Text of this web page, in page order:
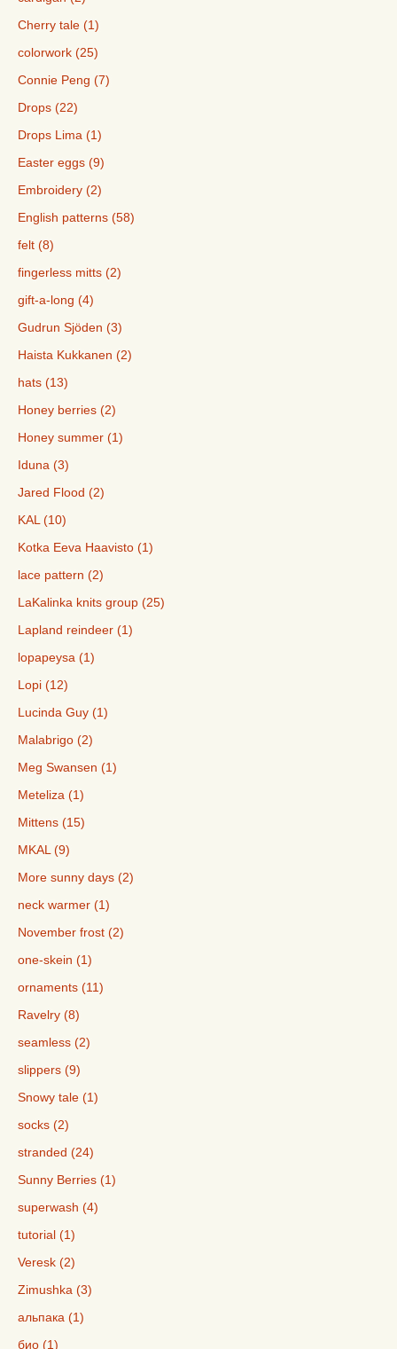
Cherry tale (1)
colorwork (25)
Connie Peng (7)
Drops (22)
Drops Lima (1)
Easter eggs (9)
Embroidery (2)
English patterns (58)
felt (8)
fingerless mitts (2)
gift-a-long (4)
Gudrun Sjöden (3)
Haista Kukkanen (2)
hats (13)
Honey berries (2)
Honey summer (1)
Iduna (3)
Jared Flood (2)
KAL (10)
Kotka Eeva Haavisto (1)
lace pattern (2)
LaKalinka knits group (25)
Lapland reindeer (1)
lopapeysa (1)
Lopi (12)
Lucinda Guy (1)
Malabrigo (2)
Meg Swansen (1)
Meteliza (1)
Mittens (15)
MKAL (9)
More sunny days (2)
neck warmer (1)
November frost (2)
one-skein (1)
ornaments (11)
Ravelry (8)
seamless (2)
slippers (9)
Snowy tale (1)
socks (2)
stranded (24)
Sunny Berries (1)
superwash (4)
tutorial (1)
Veresk (2)
Zimushka (3)
альпака (1)
био (1)